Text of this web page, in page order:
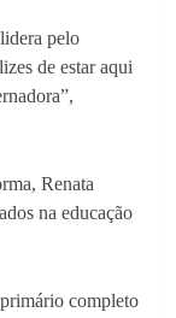
pelo
de estar aqui
Renata
na educação
completo